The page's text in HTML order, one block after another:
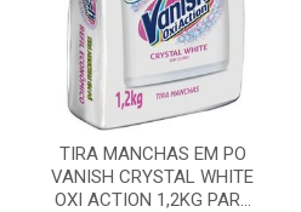
TIRA MANCHAS EM PO
VANISH CRYSTAL WHITE
OXI ACTION 1,2KG PAR...